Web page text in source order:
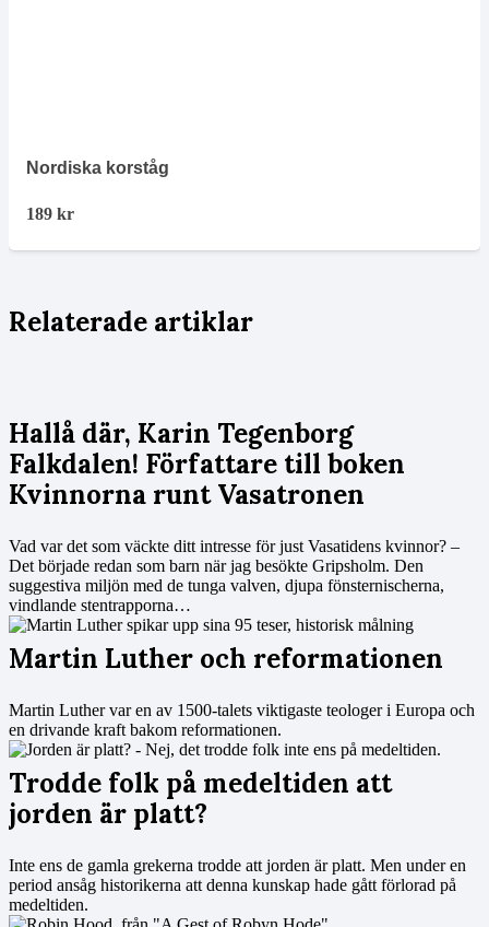
Nordiska korståg
189 kr
Relaterade artiklar
Hallå där, Karin Tegenborg
Falkdalen! Författare till boken
Kvinnorna runt Vasatronen
Vad var det som väckte ditt intresse för just Vasatidens kvinnor? –
Det började redan som barn när jag besökte Gripsholm. Den
suggestiva miljön med de tunga valven, djupa fönsternischerna,
vindlande stentrapporna…
Martin Luther och reformationen
Martin Luther var en av 1500-talets viktigaste teologer i Europa och
en drivande kraft bakom reformationen.
Trodde folk på medeltiden att
jorden är platt?
Inte ens de gamla grekerna trodde att jorden är platt. Men under en
period ansåg historikerna att denna kunskap hade gått förlorad på
medeltiden.